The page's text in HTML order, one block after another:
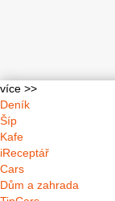
více >>
Deník
Šíp
Kafe
iReceptář
Cars
Dům a zahrada